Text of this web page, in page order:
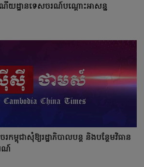
យដ្ឋានទេសចរណ៍បណ្តោះអាសន្ន
កម្ពុជាសុំឱ្យរដ្ឋាភិបាលបន្ត និងបន្ថែមវិធាន
ណ៍